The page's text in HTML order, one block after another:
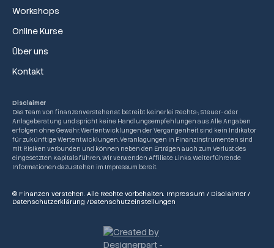
Workshops
Online Kurse
Über uns
Kontakt
Disclaimer
Das Team von finanzenverstehen.at betreibt keinerlei Rechts-, Steuer- oder
Anlageberatung und spricht keine Handlungsempfehlungen aus. Alle Angaben
erfolgen ohne Gewähr. Wertentwicklungen der Vergangenheit sind kein Indikator
für zukünftige Wertentwicklungen. Veranlagungen in Finanzinstrumenten sind
mit Risiken verbunden und können neben den Erträgen auch zum Verlust des
eingesetzten Kapitals führen. Wir verwenden Affiliate Links. Weiterführende
Informationen dazu stehen im Impressum bereit.
© Finanzen verstehen. Alle Rechte vorbehalten. Impressum / Disclaimer /
Datenschutzerklärung /Datenschutzeinstellungen